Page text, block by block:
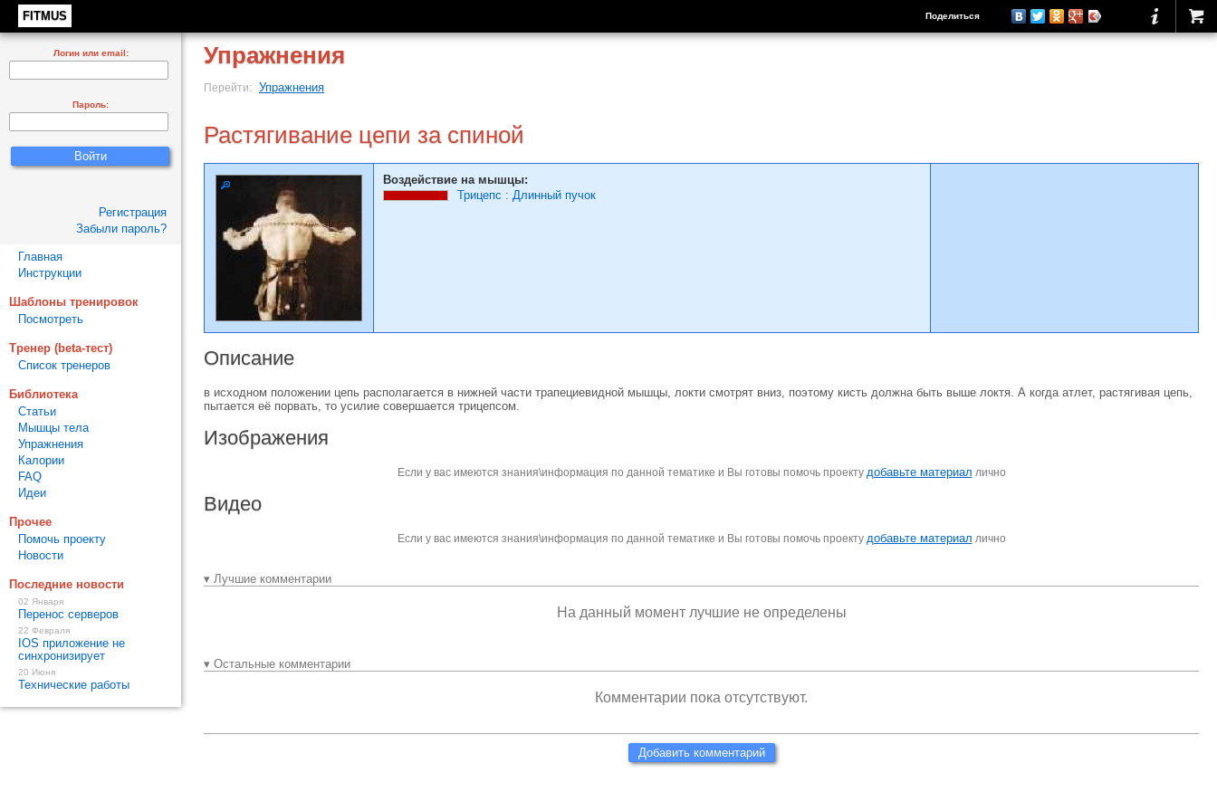
FITMUS Поделиться
Упражнения
Перейти: Упражнения
Растягивание цепи за спиной
Воздействие на мышцы:
Трицепс : Длинный пучок
Описание
в исходном по­ложении цепь располагает­ся в нижней части трапеци­евидной мышцы, локти смотрят вниз, поэтому кисть должна быть выше локтя. А когда атлет, рас­тягивая цепь,
пытается её порвать, то усилие совер­шается трицепсом.
Изображения
Если у вас имеются знания\информация по данной тематике и Вы готовы помочь проекту добавьте материал лично
Видео
Если у вас имеются знания\информация по данной тематике и Вы готовы помочь проекту добавьте материал лично
▾ Лучшие комментарии
На данный момент лучшие не определены
▾ Остальные комментарии
Комментарии пока отсутствуют.
Добавить комментарий
Логин или email:
Пароль:
Регистрация
Забыли пароль?
Главная
Инструкции
Шаблоны тренировок
Посмотреть
Тренер (beta-тест)
Список тренеров
Библиотека
Статьи
Мышцы тела
Упражнения
Калории
FAQ
Идеи
Прочее
Помочь проекту
Новости
Последние новости
02 Января
Перенос серверов
22 Февраля
IOS приложение не
синхронизирует
20 Июня
Технические работы